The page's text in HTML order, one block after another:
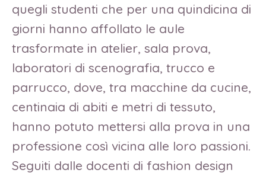
quegli studenti che per una quindicina di
giorni hanno affollato le aule
trasformate in atelier, sala prova,
laboratori di scenografia, trucco e
parrucco, dove, tra macchine da cucine,
centinaia di abiti e metri di tessuto,
hanno potuto mettersi alla prova in una
professione così vicina alle loro passioni.
Seguiti dalle docenti di fashion design